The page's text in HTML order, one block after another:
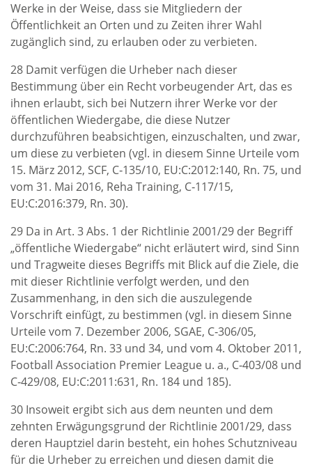
Werke in der Weise, dass sie Mitgliedern der
Öffentlichkeit an Orten und zu Zeiten ihrer Wahl
zugänglich sind, zu erlauben oder zu verbieten.
28 Damit verfügen die Urheber nach dieser
Bestimmung über ein Recht vorbeugender Art, das es
ihnen erlaubt, sich bei Nutzern ihrer Werke vor der
öffentlichen Wiedergabe, die diese Nutzer
durchzuführen beabsichtigen, einzuschalten, und zwar,
um diese zu verbieten (vgl. in diesem Sinne Urteile vom
15. März 2012, SCF, C‑135/10, EU:C:2012:140, Rn. 75, und
vom 31. Mai 2016, Reha Training, C‑117/15,
EU:C:2016:379, Rn. 30).
29 Da in Art. 3 Abs. 1 der Richtlinie 2001/29 der Begriff
„öffentliche Wiedergabe“ nicht erläutert wird, sind Sinn
und Tragweite dieses Begriffs mit Blick auf die Ziele, die
mit dieser Richtlinie verfolgt werden, und den
Zusammenhang, in den sich die auszulegende
Vorschrift einfügt, zu bestimmen (vgl. in diesem Sinne
Urteile vom 7. Dezember 2006, SGAE, C‑306/05,
EU:C:2006:764, Rn. 33 und 34, und vom 4. Oktober 2011,
Football Association Premier League u. a., C‑403/08 und
C‑429/08, EU:C:2011:631, Rn. 184 und 185).
30 Insoweit ergibt sich aus dem neunten und dem
zehnten Erwägungsgrund der Richtlinie 2001/29, dass
deren Hauptziel darin besteht, ein hohes Schutzniveau
für die Urheber zu erreichen und diesen damit die